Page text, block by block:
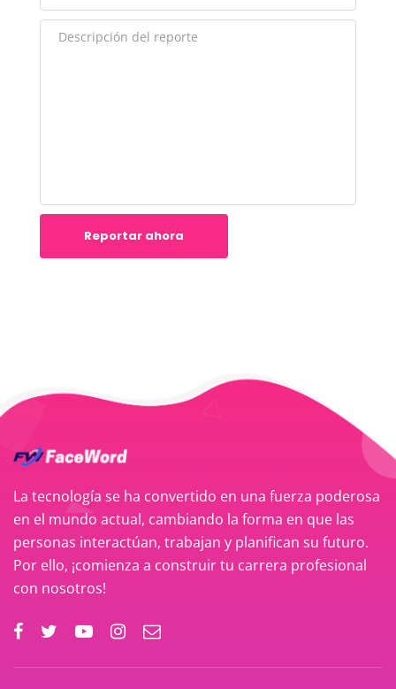
Reportar ahora
La tecnología se ha convertido en una fuerza poderosa
en el mundo actual, cambiando la forma en que las
personas interactúan, trabajan y planifican su futuro.
Por ello, ¡comienza a construir tu carrera profesional
con nosotros!